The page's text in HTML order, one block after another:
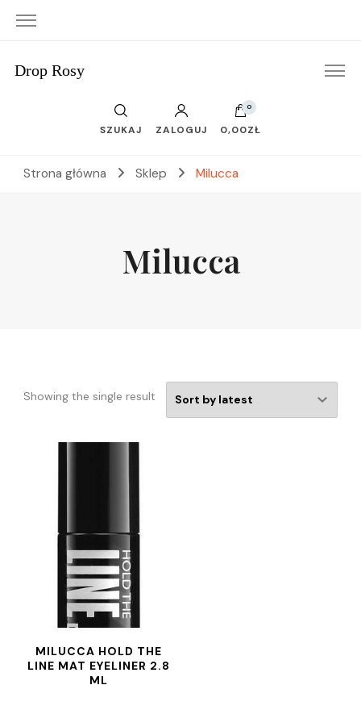
Drop Rosy
SZUKAJ ZALOGUJ
0
0,00ZŁ
Strona główna Sklep Milucca
Milucca
Showing the single result
MILUCCA HOLD THE
LINE MAT EYELINER 2.8
ML